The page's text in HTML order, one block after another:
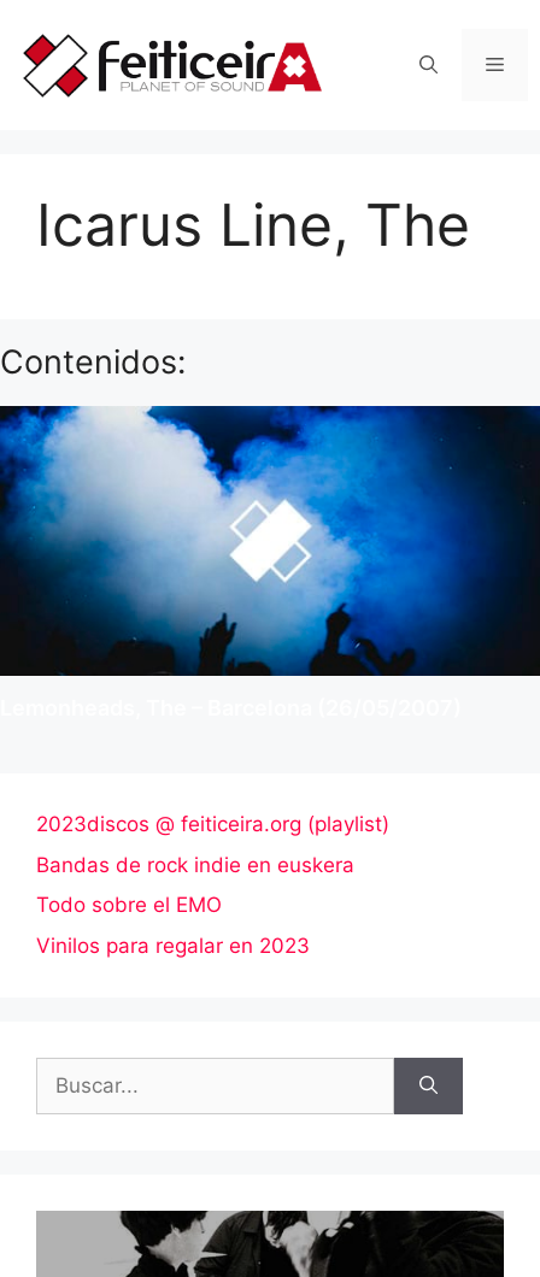
contenido
Icarus Line, The
Contenidos:
2023discos @ feiticeira.org (playlist)
Bandas de rock indie en euskera
Todo sobre el EMO
Vinilos para regalar en 2023